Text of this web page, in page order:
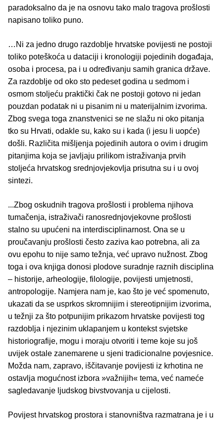
paradoksalno da je na osnovu tako malo tragova prošlosti
napisano toliko puno.
…Ni za jedno drugo razdoblje hrvatske povijesti ne postoji
toliko poteškoća u dataciji i kronologiji pojedinih događaja,
osoba i procesa, pa i u određivanju samih granica države.
Za razdoblje od oko sto pedeset godina u sedmom i
osmom stoljeću praktički čak ne postoji gotovo ni jedan
pouzdan podatak ni u pisanim ni u materijalnim izvorima.
Zbog svega toga znanstvenici se ne slažu ni oko pitanja
tko su Hrvati, odakle su, kako su i kada (i jesu li uopće)
došli. Različita mišljenja pojedinih autora o ovim i drugim
pitanjima koja se javljaju prilikom istraživanja prvih
stoljeća hrvatskog srednjovjekovlja prisutna su i u ovoj
sintezi.
...Zbog oskudnih tragova prošlosti i problema njihova
tumačenja, istraživači ranosrednjovjekovne prošlosti
stalno su upućeni na interdisciplinarnost. Ona se u
proučavanju prošlosti često zaziva kao potrebna, ali za
ovu epohu to nije samo težnja, već upravo nužnost. Zbog
toga i ova knjiga donosi plodove suradnje raznih disciplina
– historije, arheologije, filologije, povijesti umjetnosti,
antropologije. Namjera nam je, kao što je već spomenuto,
ukazati da se usprkos skromnijim i stereotipnijim izvorima,
u težnji za što potpunijim prikazom hrvatske povijesti tog
razdoblja i njezinim uklapanjem u kontekst svjetske
historiografije, mogu i moraju otvoriti i teme koje su još
uvijek ostale zanemarene u sjeni tradicionalne povjesnice.
Možda nam, zapravo, iščitavanje povijesti iz krhotina ne
ostavlja mogućnost izbora »važnijih« tema, već nameće
sagledavanje ljudskog bivstvovanja u cijelosti.
Povijest hrvatskog prostora i stanovništva razmatrana je i u